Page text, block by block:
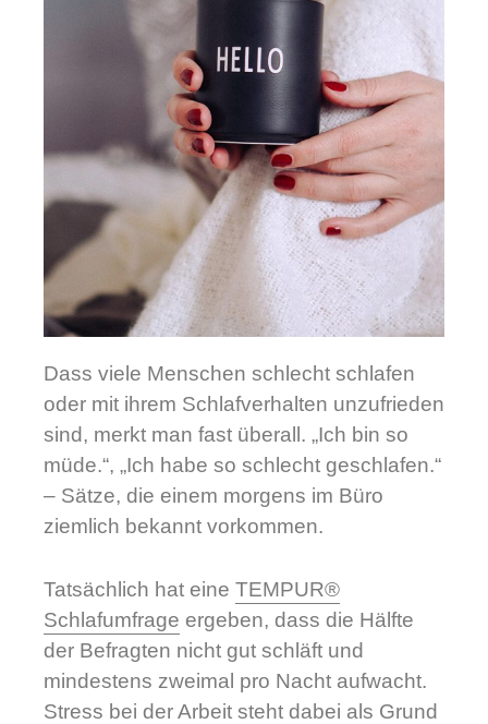
Dass viele Menschen schlecht schlafen
oder mit ihrem Schlafverhalten unzufrieden
sind, merkt man fast überall. „Ich bin so
müde.“, „Ich habe so schlecht geschlafen.“
– Sätze, die einem morgens im Büro
ziemlich bekannt vorkommen.
Tatsächlich hat eine TEMPUR®
Schlafumfrage ergeben, dass die Hälfte
der Befragten nicht gut schläft und
mindestens zweimal pro Nacht aufwacht.
Stress bei der Arbeit steht dabei als Grund